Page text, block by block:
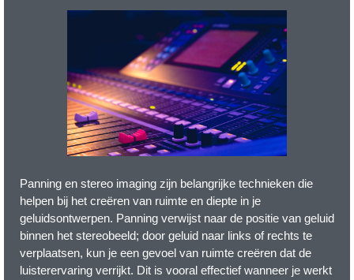
Panning en stereo imaging zijn belangrijke technieken die
helpen bij het creëren van ruimte en diepte in je
geluidsontwerpen. Panning verwijst naar de positie van geluid
binnen het stereobeeld; door geluid naar links of rechts te
verplaatsen, kun je een gevoel van ruimte creëren dat de
luisterervaring verrijkt. Dit is vooral effectief wanneer je werkt